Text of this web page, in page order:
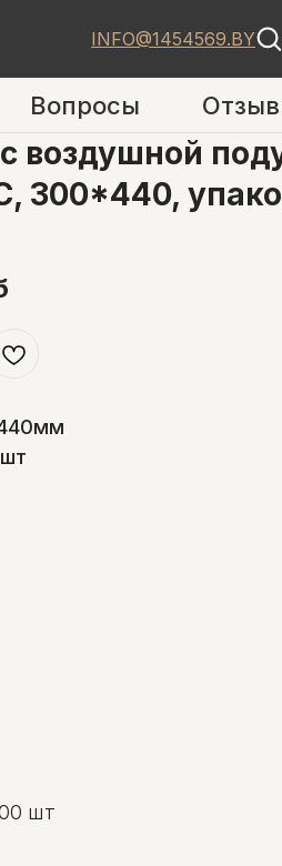
INFO@1454569.BY
Вопросы
воздушной
300*440,
шт